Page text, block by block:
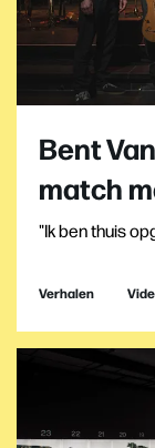
Bent
match
"Ik ben thuis
Verhalen